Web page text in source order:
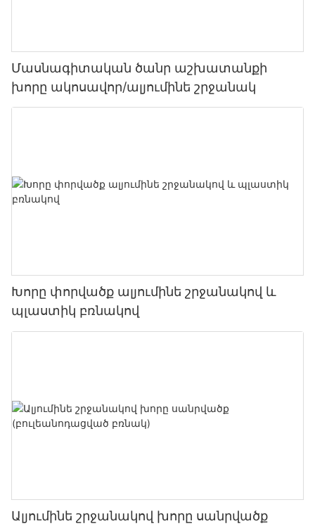
Մասնագիտական ​​ծանր աշխատանքի
խորը ակոսավոր/ալյումինե շրջանակ
Խորը փորվածք ալյումինե շրջանակով և
պլաստիկ բռնակով
Ալյումինե շրջանակով խորը սանրվածք